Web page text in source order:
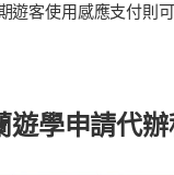
遊客使用感應支付則
遊學申請代